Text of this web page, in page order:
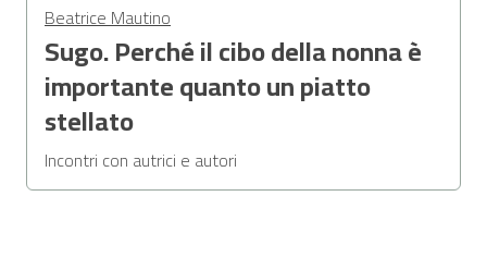
Beatrice Mautino
Sugo. Perché il cibo della nonna è
importante quanto un piatto
stellato
Incontri con autrici e autori